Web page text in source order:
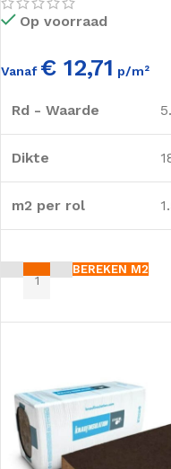
KRUIPRUIMTE ISOLATIE
Op voorraad
Vanaf € 12,71 p/m²
Rd - Waarde
Dikte
m2 per rol
BEREKEN M2